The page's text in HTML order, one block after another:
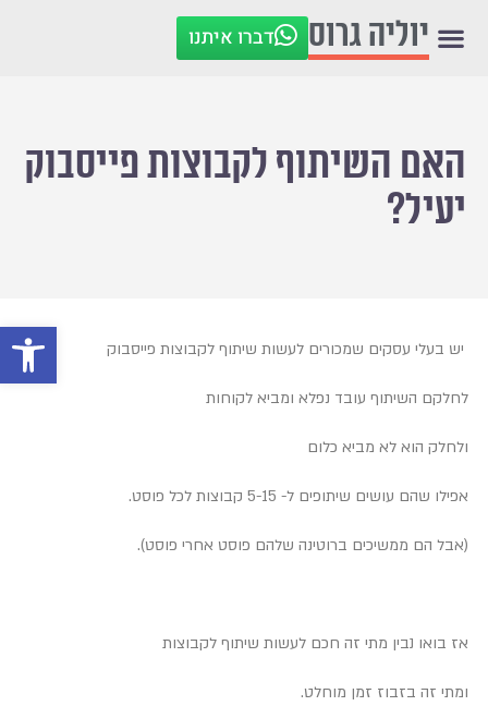
פתח
יוליה גרוס דברו איתנו
האם השיתוף לקבוצות פייסבוק
יעיל?
יש בעלי עסקים שמכורים לעשות שיתוף לקבוצות פייסבוק
לחלקם השיתוף עובד נפלא ומביא לקוחות
ולחלק הוא לא מביא כלום
אפילו שהם עושים שיתופים ל- 5-15 קבוצות לכל פוסט.
(אבל הם ממשיכים ברוטינה שלהם פוסט אחרי פוסט).
אז בואו נבין מתי זה חכם לעשות שיתוף לקבוצות
ומתי זה בזבוז זמן מוחלט.